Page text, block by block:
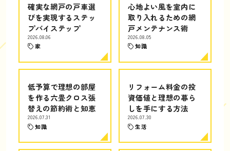
確実な網戸の戸車選
びを実現するステッ
プバイステップ
2026.08.06
家
心地よい風を室内に
取り入れるための網
戸メンテナンス術
2026.08.05
知識
低予算で理想の部屋
を作る六畳クロス張
替えの節約術と知恵
2026.07.31
知識
リフォーム料金の投
資価値と理想の暮ら
しを手にする方法
2026.07.30
生活